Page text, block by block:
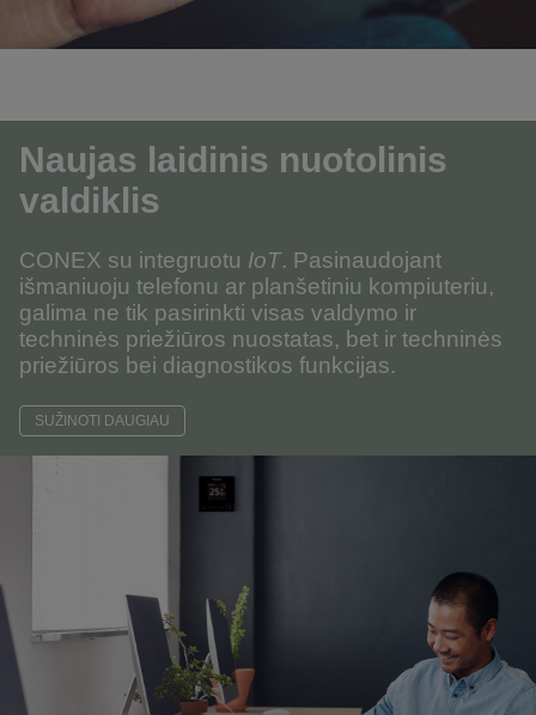
Naujas laidinis nuotolinis
valdiklis
CONEX su integruotu IoT. Pasinaudojant
išmaniuoju telefonu ar planšetiniu kompiuteriu,
galima ne tik pasirinkti visas valdymo ir
techninės priežiūros nuostatas, bet ir techninės
priežiūros bei diagnostikos funkcijas.
SUŽINOTI DAUGIAU